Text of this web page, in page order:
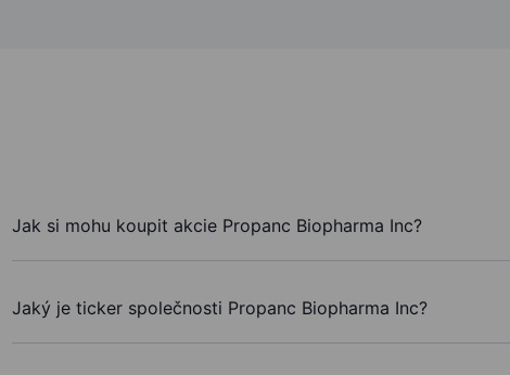
Jak si mohu koupit akcie Propanc Biopharma Inc?
Jaký je ticker společnosti Propanc Biopharma Inc?